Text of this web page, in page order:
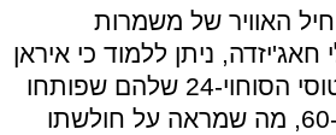
האוויר של משמרות
ניתן ללמוד כי איראן
תלויה לחלוטין במטוסי הסוחוי-24 שלהם שפותחו
לראשונה בשנות ה-60, מה שמראה על חולשתו